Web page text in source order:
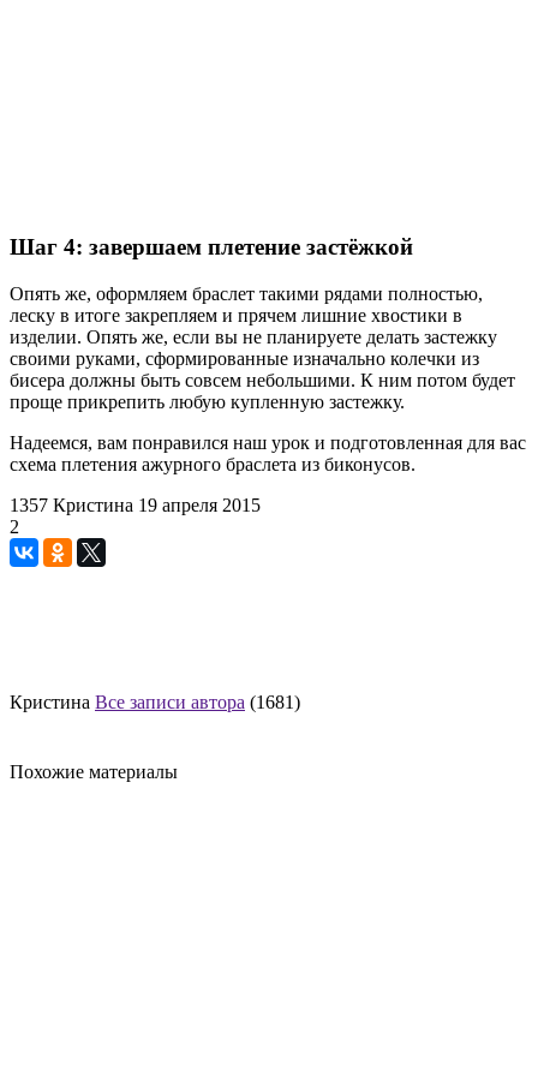
Шаг 4: завершаем плетение застёжкой
Опять же, оформляем браслет такими рядами полностью,
леску в итоге закрепляем и прячем лишние хвостики в
изделии. Опять же, если вы не планируете делать застежку
своими руками, сформированные изначально колечки из
бисера должны быть совсем небольшими. К ним потом будет
проще прикрепить любую купленную застежку.
Надеемся, вам понравился наш урок и подготовленная для вас
схема плетения ажурного браслета из биконусов.
1357 Кристина 19 апреля 2015
2
Кристина Все записи автора (1681)
Похожие материалы